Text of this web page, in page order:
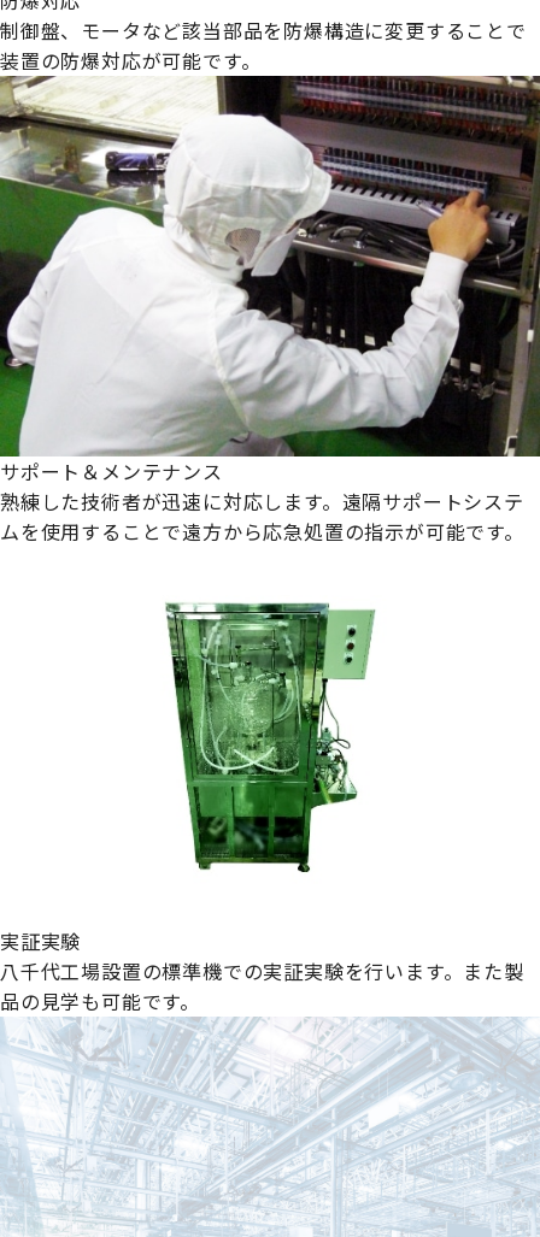
制御盤、モータなど該当部品を防爆構造に変更することで
装置の防爆対応が可能です。
サポート＆メンテナンス
熟練した技術者が迅速に対応します。遠隔サポートシステ
ムを使用することで遠方から応急処置の指示が可能です。
実証実験
八千代工場設置の標準機での実証実験を行います。また製
品の見学も可能です。